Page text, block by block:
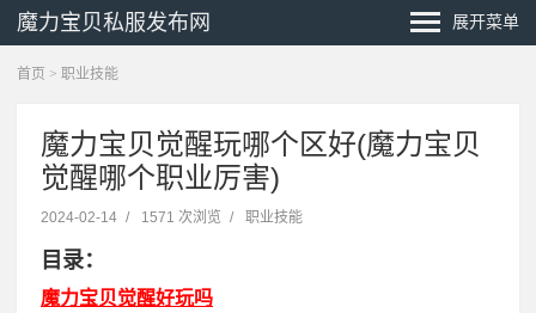
魔力宝贝私服发布网 展开菜单
首页 > 职业技能
魔力宝贝觉醒玩哪个区好(魔力宝贝
觉醒哪个职业厉害)
2024-02-14 / 1571 次浏览 / 职业技能
目录：
魔力宝贝觉醒好玩吗